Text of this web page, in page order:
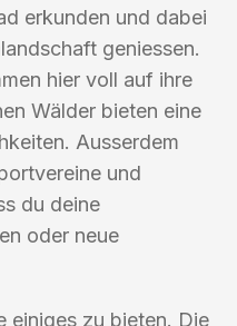
erkunden und dabei
geniessen.
hier voll auf ihre
Wälder bieten eine
Ausserdem
und
du deine
oder neue
einiges zu bieten. Die